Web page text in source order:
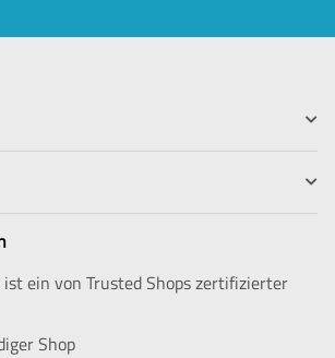
ein von Trusted Shops zertifizierter
Shop